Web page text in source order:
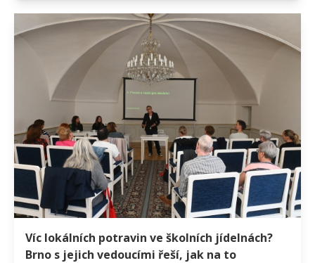
Víc lokálních potravin ve školních jídelnách?
Brno s jejich vedoucími řeší, jak na to